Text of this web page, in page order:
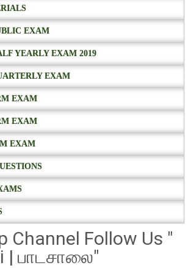
EXAM
YEARLY EXAM 2019
EXAM
EXAM
EXAM
EXAM
Channel Follow Us "
| பாடசாலை"